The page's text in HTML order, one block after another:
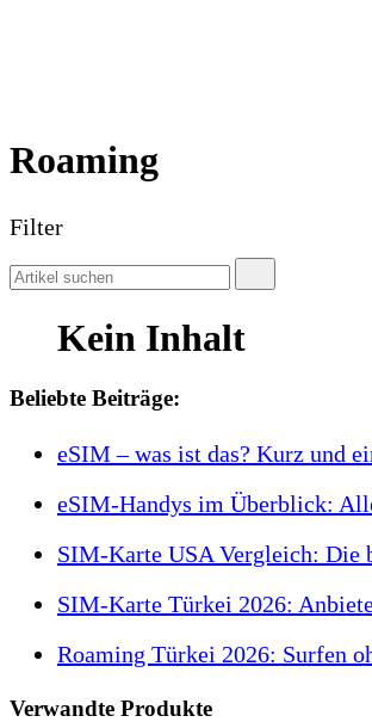
Roaming
Filter
Kein Inhalt
Beliebte Beiträge:
eSIM – was ist das? Kurz und
eSIM-Handys im Überblick:
SIM-Karte USA Vergleich: Die
SIM-Karte Türkei 2026:
Roaming Türkei 2026: Surfen
Verwandte Produkte